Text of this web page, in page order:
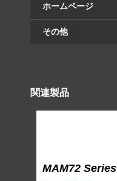
ホームページ
その他
関連製品
MAM72 Series